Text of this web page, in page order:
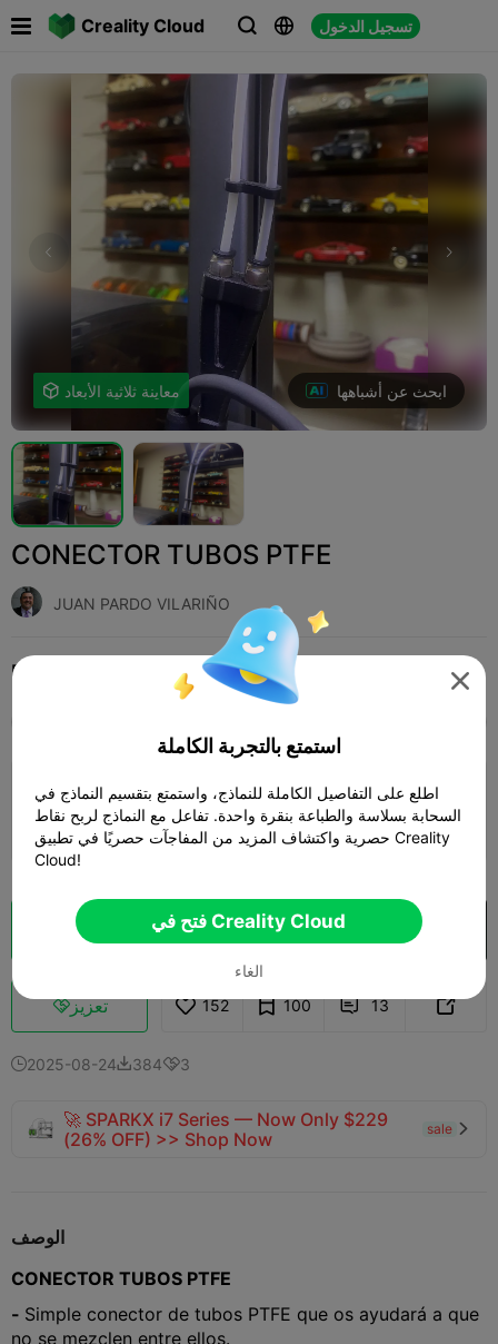
Creality Cloud   تسجيل الدخول
 
 معاينة ثلاثية الأبعاد ابحث عن أشباهها
CONECTOR TUBOS PTFE
JUAN PARDO VILARIÑO
Print Settings (1) إضافة طابعات ثلاثية الأبعاد إكسسوارات الطابعة ثلاثية الأبعاد 
0.2mm layer, 2 walls, 15% infill
 03m 04s  1 plates  0.52g
تقطيع سحابي فتح في Creality Cloud
تعزيز 152 100  13 
2025-08-243843
🚀 SPARKX i7 Series — Now Only $229
(26% OFF) >> Shop Now
sale 
الوصف
CONECTOR TUBOS PTFE
- Simple conector de tubos PTFE que os ayudará a que
no se mezclen entre ellos.

استمتع بالتجربة الكاملة
اطلع على التفاصيل الكاملة للنماذج، واستمتع بتقسيم النماذج في
السحابة بسلاسة والطباعة بنقرة واحدة. تفاعل مع النماذج لربح نقاط
حصرية واكتشاف المزيد من المفاجآت حصريًا في تطبيق Creality
Cloud!
فتح في Creality Cloud
الغاء